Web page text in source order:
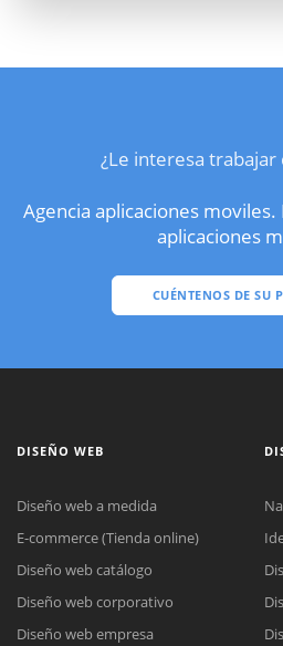
¿Le interesa trabajar
Agencia aplicaciones
aplicaciones
CUÉNTENOS DE SU
DISEÑO WEB
Diseño web a medida
E-commerce (Tienda online)
Diseño web catálogo
Diseño web corporativo
Diseño web empresa